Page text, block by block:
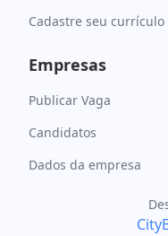
Cadastre seu currículo
Empresas
Publicar Vaga
Candidatos
Dados da empresa